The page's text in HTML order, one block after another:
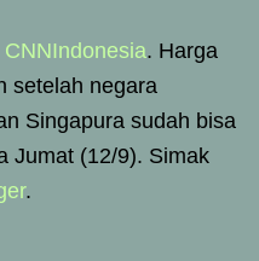
CNNIndonesia. Harga
setelah negara
Singapura sudah bisa
Jumat (12/9). Simak
.